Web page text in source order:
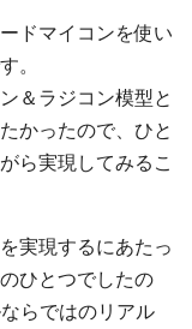
ドマイコンを使い
。
＆ラジコン模型と
かったので、ひと
ら実現してみるこ
実現するにあたっ
ひとつでしたの
らではのリアル